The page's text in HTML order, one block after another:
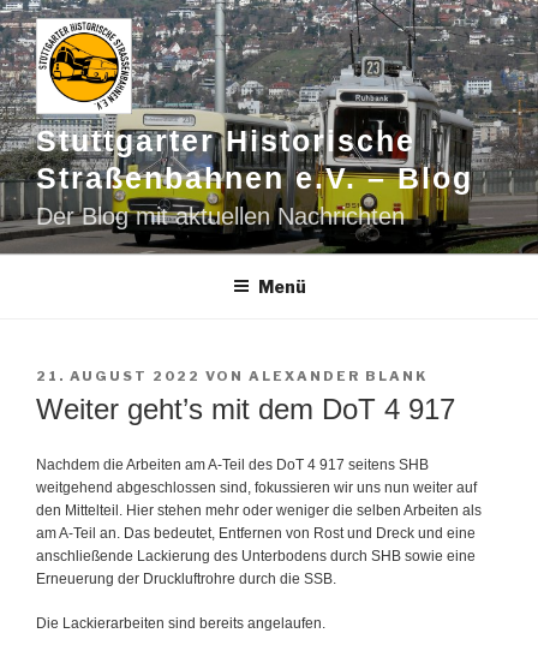
Zum
Inhalt
springen
Stuttgarter Historische
Straßenbahnen e.V. – Blog
Der Blog mit aktuellen Nachrichten
Menü
VERÖFFENTLICHT
AM
21. AUGUST 2022 VON ALEXANDER BLANK
Weiter geht’s mit dem DoT 4 917
Nachdem die Arbeiten am A-Teil des DoT 4 917 seitens SHB
weitgehend abgeschlossen sind, fokussieren wir uns nun weiter auf
den Mittelteil. Hier stehen mehr oder weniger die selben Arbeiten als
am A-Teil an. Das bedeutet, Entfernen von Rost und Dreck und eine
anschließende Lackierung des Unterbodens durch SHB sowie eine
Erneuerung der Druckluftrohre durch die SSB.
Die Lackierarbeiten sind bereits angelaufen.